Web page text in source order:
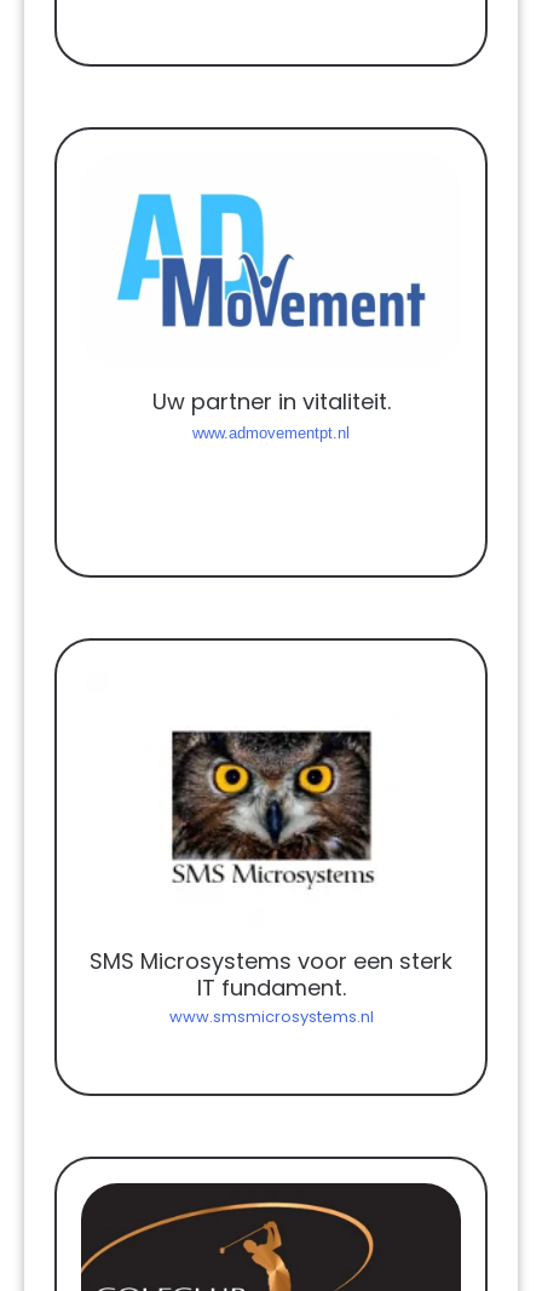
Uw partner in vitaliteit.
www.admovementpt.nl
SMS Microsystems voor een sterk
IT fundament.
www.smsmicrosystems.nl